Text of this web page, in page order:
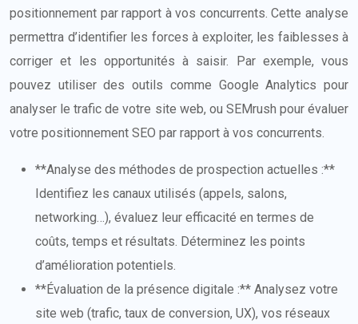
positionnement par rapport à vos concurrents. Cette analyse
permettra d’identifier les forces à exploiter, les faiblesses à
corriger et les opportunités à saisir. Par exemple, vous
pouvez utiliser des outils comme Google Analytics pour
analyser le trafic de votre site web, ou SEMrush pour évaluer
votre positionnement SEO par rapport à vos concurrents.
**Analyse des méthodes de prospection actuelles :**
Identifiez les canaux utilisés (appels, salons,
networking…), évaluez leur efficacité en termes de
coûts, temps et résultats. Déterminez les points
d’amélioration potentiels.
**Évaluation de la présence digitale :** Analysez votre
site web (trafic, taux de conversion, UX), vos réseaux